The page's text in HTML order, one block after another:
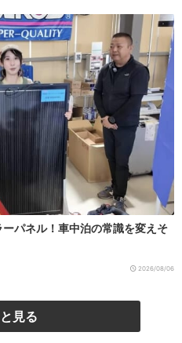
パネル！車中泊の常識を変えそ
2026/08/06
見る